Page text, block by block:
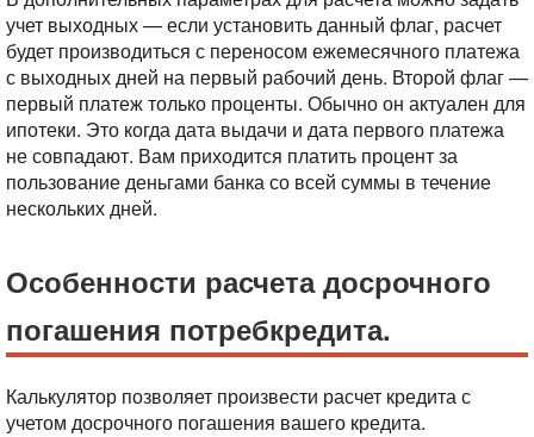
учет выходных — если установить данный флаг, расчет
будет производиться с переносом ежемесячного платежа
с выходных дней на первый рабочий день. Второй флаг —
первый платеж только проценты. Обычно он актуален для
ипотеки. Это когда дата выдачи и дата первого платежа
не совпадают. Вам приходится платить процент за
пользование деньгами банка со всей суммы в течение
нескольких дней.
Особенности расчета досрочного
погашения потребкредита.
Калькулятор позволяет произвести расчет кредита с
учетом досрочного погашения вашего кредита.